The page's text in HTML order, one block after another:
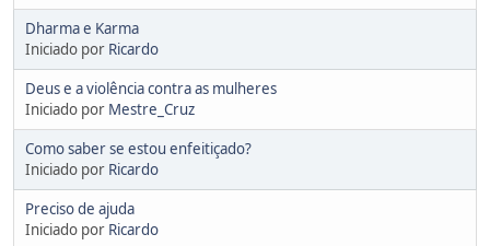
Dharma e Karma
Iniciado por Ricardo
Deus e a violência contra as mulheres
Iniciado por Mestre_Cruz
Como saber se estou enfeitiçado?
Iniciado por Ricardo
Preciso de ajuda
Iniciado por Ricardo